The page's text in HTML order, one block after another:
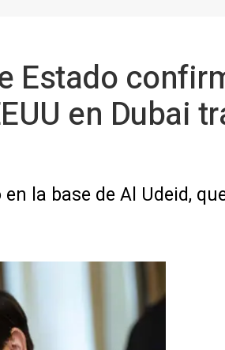
Estado
en Dubai
la base de Al Udeid,